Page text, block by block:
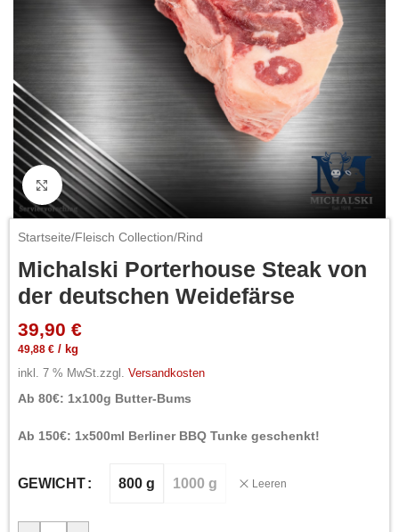
Click to enlarge
Startseite/Fleisch Collection/Rind
Michalski Porterhouse Steak von
der deutschen Weidefärse
39,90 €
49,88 € / kg
inkl. 7 % MwSt.zzgl. Versandkosten
Ab 80€: 1x100g Butter-Bums
Ab 150€: 1x500ml Berliner BBQ Tunke geschenkt!
GEWICHT 800 g 1000 g Leeren